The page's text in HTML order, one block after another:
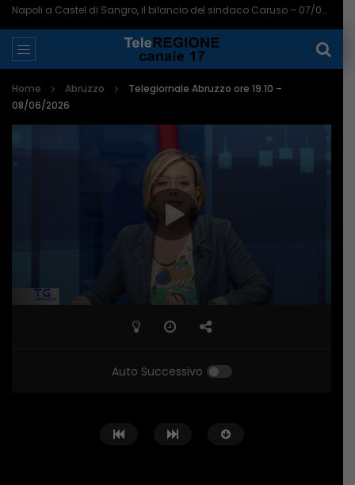
Napoli a Castel di Sangro, il bilancio del sindaco Caruso – 07/08/2026
Home Abruzzo
Telegiornale Abruzzo ore 19.10 –
08/06/2026
Auto Successivo